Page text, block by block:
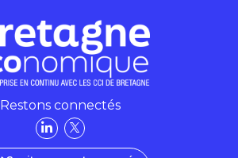
Restons connectés